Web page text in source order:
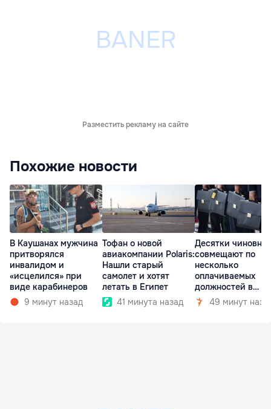
Разместить рекламу на сайте
Похожие новости
В Каушанах мужчина
притворялся
инвалидом и
«исцелился» при
виде карабинеров
9 минут назад
Тофан о новой
авиакомпании Polaris:
Нашли старый
самолет и хотят
летать в Египет
41 минута назад
Десятки
совмещают по
несколько
оплачиваемых
должностей в
госкомпаниях
49 минут